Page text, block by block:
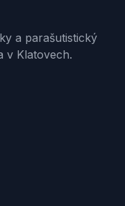
a parašutistický
v Klatovech.